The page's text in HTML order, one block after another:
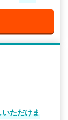
いただけま